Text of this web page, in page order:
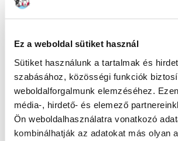
Ez a weboldal sütiket használ
Sütiket használunk a tartalmak és
szabásához, közösségi funkciók
weboldalforgalmunk elemzéséhez.
média-, hirdető- és elemező
Ön weboldalhasználatra vonatkozó
kombinálhatják az adatokat más olyan
Moisture Content 7,0%.
Vitamins, pro-vitamins and chemically well-
similar effect: Vitamin A 28800 IU/kg, Vitamin D3
Compounds of trace elements: Manganese
monohydrate) 81 mg/kg, Zinc (zinc sulphate,
Iron (iron(II) sulphate, monohydrate) 32 mg/kg.
Preservatives, Antioxidants.